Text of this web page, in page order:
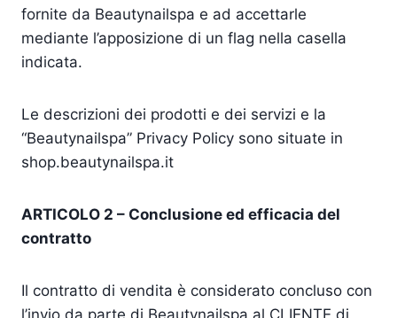
fornite da Beautynailspa e ad accettarle
mediante l’apposizione di un flag nella casella
indicata.
Le descrizioni dei prodotti e dei servizi e la
“Beautynailspa” Privacy Policy sono situate in
shop.beautynailspa.it
ARTICOLO 2 – Conclusione ed efficacia del
contratto
Il contratto di vendita è considerato concluso con
l’invio da parte di Beautynailspa al CLIENTE di